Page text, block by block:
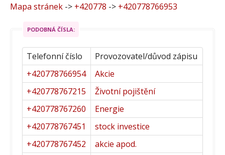
Mapa stránek -> +420778 -> +420778766953
PODOBNÁ ČÍSLA:
Telefonní číslo
Provozovatel/důvod zápisu
+420778766954
Akcie
+420778767215
Životní pojištění
+420778767260
Energie
+420778767451
stock investice
+420778767452
akcie apod.